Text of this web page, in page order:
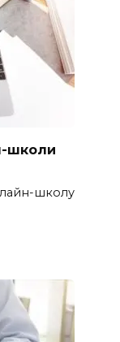
школи
школу